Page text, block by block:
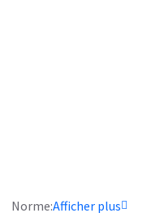
Norme:Afficher plus